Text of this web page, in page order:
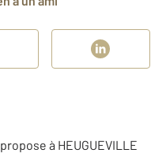
à HEUGUEVILLE